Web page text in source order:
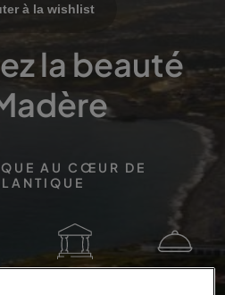
à la wishlist
la beauté
AU CŒUR DE